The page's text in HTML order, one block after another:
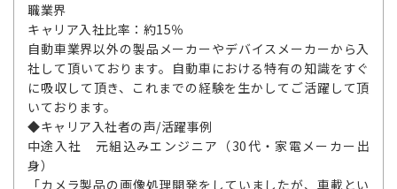
職業界
キャリア入社比率：約15％
自動車業界以外の製品メーカーやデバイスメーカーから入
社して頂いております。自動車における特有の知識をすぐ
に吸収して頂き、これまでの経験を生かしてご活躍して頂
いております。
◆キャリア入社者の声/活躍事例
中途入社 元組込みエンジニア（30代・家電メーカー出
身）
「カメラ製品の画像処理開発をしていましたが、車載とい